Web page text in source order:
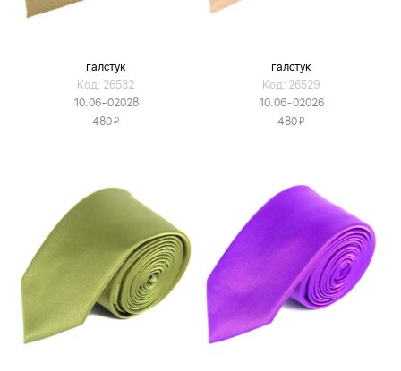
галстук
Код: 26532
10.06-02028
480Я
галстук
Код: 26529
10.06-02026
480Я